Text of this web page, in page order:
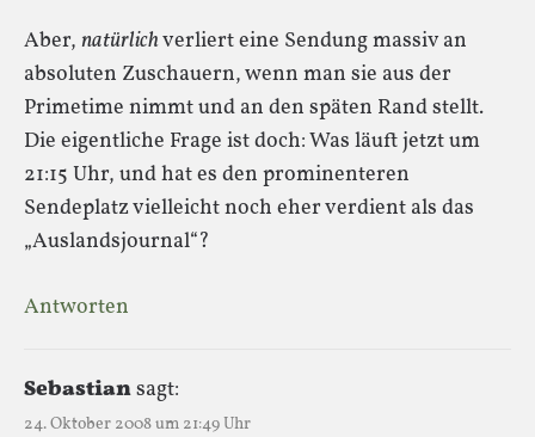
Aber, natürlichverliert eine Sendung massiv an
absoluten Zuschauern, wenn man sie aus der
Primetime nimmt und an den späten Rand stellt.
Die eigentliche Frage ist doch: Was läuft jetzt um
21:15 Uhr, und hat es den prominenteren
Sendeplatz vielleicht noch eher verdient als das
„Auslandsjournal“?
Antworten
Sebastiansagt:
24. Oktober 2008 um 21:49 Uhr